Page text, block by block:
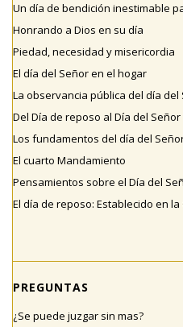
Un día de bendición inestimable
Honrando a Dios en su día
Piedad, necesidad y misericordia
El día del Señor en el hogar
La observancia pública del día del
Del Día de reposo al Día del Señor
Los fundamentos del día del
El cuarto Mandamiento
Pensamientos sobre el Día del
El día de reposo: Establecido en la
PREGUNTAS
¿Se puede juzgar sin mas?